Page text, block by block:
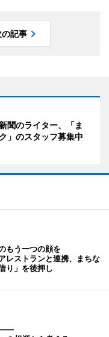
の記事
聞のライター、「ま
」のスタッフ募集中
もう一つの顔を
ストランと連携、まちな
り」を後押し
――